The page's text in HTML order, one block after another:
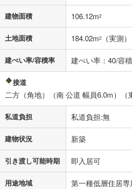
不動産会社に購入相談
閉じる
建物面積 106.12m2
土地面積 184.02m2 （実測）
建ぺい率/容積率 建ぺい率：40/容
接道
二方（角地）（南 公道 幅員6.0m）（
私道負担 私道負担:無
建物状況 新築
引き渡し可能時期 即入居可
用途地域 第一種低層住居